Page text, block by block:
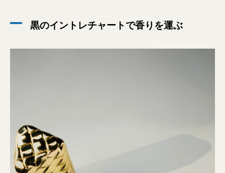
黒のイントレチャートで香りを運ぶ